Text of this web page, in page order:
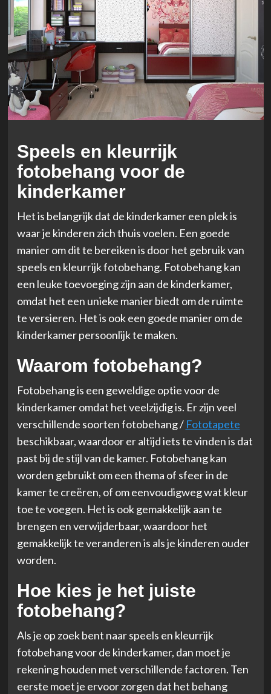
Speels en kleurrijk
fotobehang voor de
kinderkamer
Het is belangrijk dat de kinderkamer een plek is
waar je kinderen zich thuis voelen. Een goede
manier om dit te bereiken is door het gebruik van
speels en kleurrijk fotobehang. Fotobehang kan
een leuke toevoeging zijn aan de kinderkamer,
omdat het een unieke manier biedt om de ruimte
te versieren. Het is ook een goede manier om de
kinderkamer persoonlijk te maken.
Waarom fotobehang?
Fotobehang is een geweldige optie voor de
kinderkamer omdat het veelzijdig is. Er zijn veel
verschillende soorten fotobehang / Fototapete
beschikbaar, waardoor er altijd iets te vinden is dat
past bij de stijl van de kamer. Fotobehang kan
worden gebruikt om een thema of sfeer in de
kamer te creëren, of om eenvoudigweg wat kleur
toe te voegen. Het is ook gemakkelijk aan te
brengen en verwijderbaar, waardoor het
gemakkelijk te veranderen is als je kinderen ouder
worden.
Hoe kies je het juiste
fotobehang?
Als je op zoek bent naar speels en kleurrijk
fotobehang voor de kinderkamer, dan moet je
rekening houden met verschillende factoren. Ten
eerste moet je ervoor zorgen dat het behang